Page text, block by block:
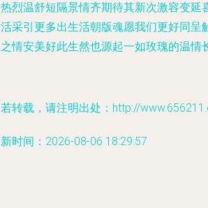
烈温舒短隔景情齐期待其新次激容变
采引更多出生活朝版魂愿我们更好同呈
情安美好此生然也源起一如玫瑰的温情
转载，请注明出处：http://
时间：2026-08-06 18:29:57